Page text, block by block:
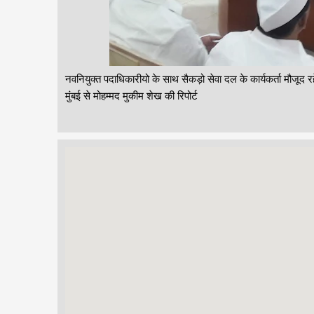
नवनियुक्त पदाधिकारीयो के साथ सैकड़ो सेवा दल के कार्यकर्ता मौजूद
मुंबई से मोहम्मद मुकीम शेख की रिपोर्ट